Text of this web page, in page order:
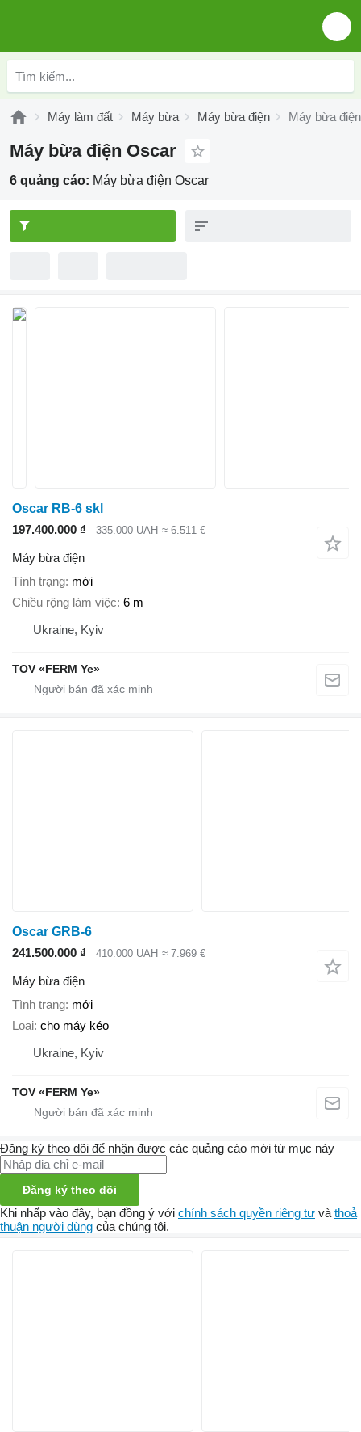
Máy làm đất Máy bừa Máy bừa điện Máy bừa
Máy bừa điện Oscar
6 quảng cáo: Máy bừa điện Oscar
Oscar RB-6 skl
197.400.000 ₫
335.000 UAH ≈ 6.511 €
Máy bừa điện
Tình trạng mới
Chiều rộng làm việc 6 m
Ukraine, Kyiv
TOV «FERM Ye»
Oscar GRB-6
241.500.000 ₫
410.000 UAH ≈ 7.969 €
Máy bừa điện
Tình trạng mới
Loại cho máy kéo
Ukraine, Kyiv
TOV «FERM Ye»
Đăng ký theo dõi để nhận được các quảng cáo mới từ mục này
Đăng ký theo dõi
Khi nhấp vào đây, bạn đồng ý với chính sách quyền riêng tư và thoả
thuận người dùng của chúng tôi.